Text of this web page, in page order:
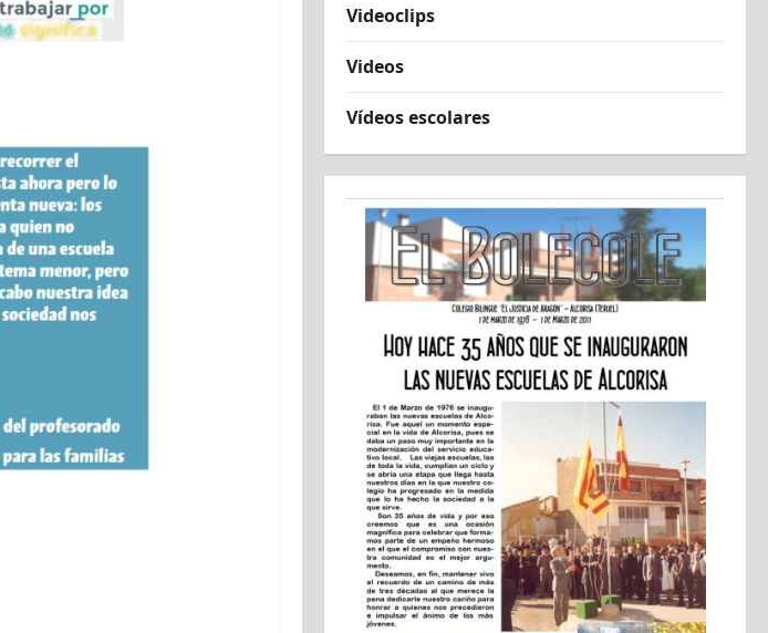
Videoclips
Videos
Vídeos escolares